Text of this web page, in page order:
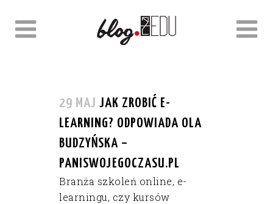
29 MAJ JAK ZROBIĆ E-
LEARNING? ODPOWIADA OLA
BUDZYŃSKA –
PANISWOJEGOCZASU.PL
Branża szkoleń online, e-
learningu, czy kursów